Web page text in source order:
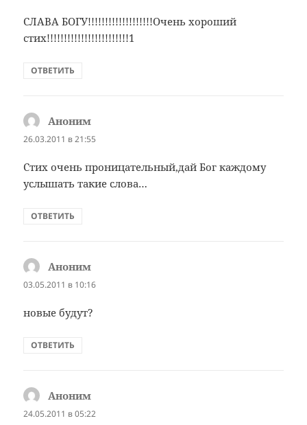
СЛАВА БОГУ!!!!!!!!!!!!!!!!!!!Очень хороший
стих!!!!!!!!!!!!!!!!!!!!!!!!1
ОТВЕТИТЬ
Аноним
26.03.2011 в 21:55
Стих очень проницательный,дай Бог каждому
услышать такие слова…
ОТВЕТИТЬ
Аноним
03.05.2011 в 10:16
новые будут?
ОТВЕТИТЬ
Аноним
24.05.2011 в 05:22